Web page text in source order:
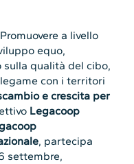
a livello
equo,
sulla qualità del cibo,
con i territori
e crescita per
Legacoop
, partecipa
settembre,